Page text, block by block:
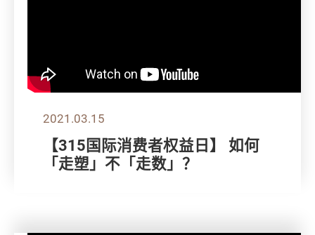
2021.03.15
【315国际消费者权益日】 如何
「走塑」不「走数」？